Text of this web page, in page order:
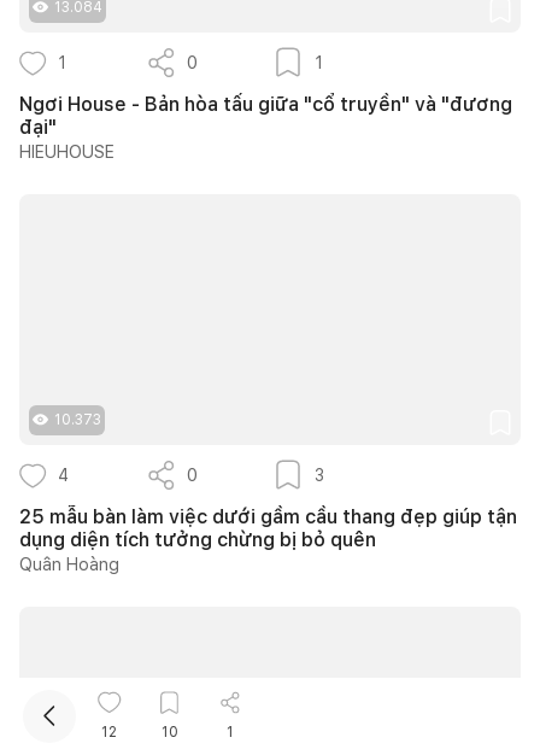
13.084
1 0 1
Ngơi House - Bản hòa tấu giữa "cổ truyền" và "đương
đại"
HIEUHOUSE
10.373
4 0 3
25 mẫu bàn làm việc dưới gầm cầu thang đẹp giúp tận
dụng diện tích tưởng chừng bị bỏ quên
Quân Hoàng
12 10 1
Kết nối thiết kế, thi công